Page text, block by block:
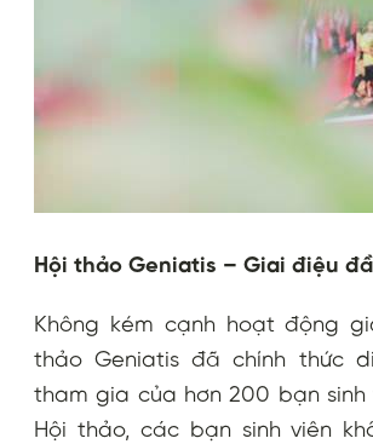
Hội thảo Geniatis – Giai điệu
Không kém cạnh hoạt động
thảo Geniatis đã chính thức
tham gia của hơn 200 bạn sinh
Hội thảo, các bạn sinh viên